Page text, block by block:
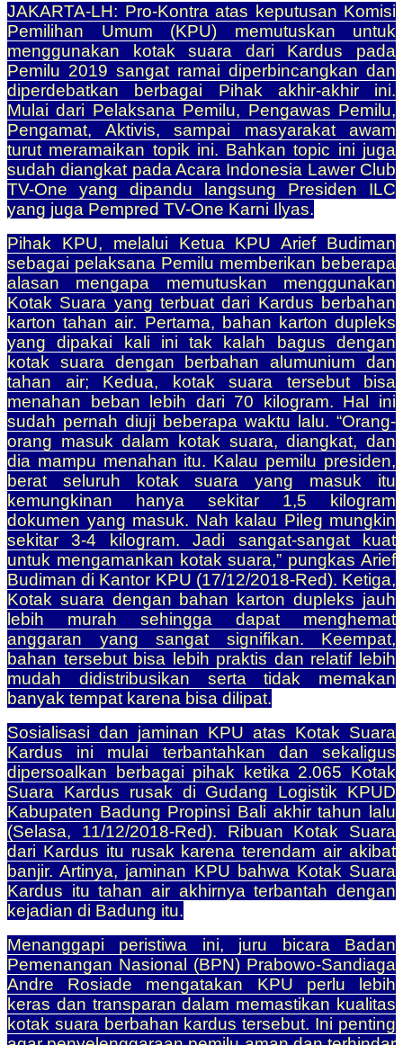
JAKARTA-LH: Pro-Kontra atas keputusan Komisi
Pemilihan Umum (KPU) memutuskan untuk
menggunakan kotak suara dari Kardus pada
Pemilu 2019 sangat ramai diperbincangkan dan
diperdebatkan berbagai Pihak akhir-akhir ini.
Mulai dari Pelaksana Pemilu, Pengawas Pemilu,
Pengamat, Aktivis, sampai masyarakat awam
turut meramaikan topik ini. Bahkan topic ini juga
sudah diangkat pada Acara Indonesia Lawer Club
TV-One yang dipandu langsung Presiden ILC
yang juga Pempred TV-One Karni Ilyas.
Pihak KPU, melalui Ketua KPU Arief Budiman
sebagai pelaksana Pemilu memberikan beberapa
alasan mengapa memutuskan menggunakan
Kotak Suara yang terbuat dari Kardus berbahan
karton tahan air. Pertama, bahan karton dupleks
yang dipakai kali ini tak kalah bagus dengan
kotak suara dengan berbahan alumunium dan
tahan air; Kedua, kotak suara tersebut bisa
menahan beban lebih dari 70 kilogram. Hal ini
sudah pernah diuji beberapa waktu lalu. “Orang-
orang masuk dalam kotak suara, diangkat, dan
dia mampu menahan itu. Kalau pemilu presiden,
berat seluruh kotak suara yang masuk itu
kemungkinan hanya sekitar 1,5 kilogram
dokumen yang masuk. Nah kalau Pileg mungkin
sekitar 3-4 kilogram. Jadi sangat-sangat kuat
untuk mengamankan kotak suara,” pungkas Arief
Budiman di Kantor KPU (17/12/2018-Red). Ketiga,
Kotak suara dengan bahan karton dupleks jauh
lebih murah sehingga dapat menghemat
anggaran yang sangat signifikan. Keempat,
bahan tersebut bisa lebih praktis dan relatif lebih
mudah didistribusikan serta tidak memakan
banyak tempat karena bisa dilipat.
Sosialisasi dan jaminan KPU atas Kotak Suara
Kardus ini mulai terbantahkan dan sekaligus
dipersoalkan berbagai pihak ketika 2.065 Kotak
Suara Kardus rusak di Gudang Logistik KPUD
Kabupaten Badung Propinsi Bali akhir tahun lalu
(Selasa, 11/12/2018-Red). Ribuan Kotak Suara
dari Kardus itu rusak karena terendam air akibat
banjir. Artinya, jaminan KPU bahwa Kotak Suara
Kardus itu tahan air akhirnya terbantah dengan
kejadian di Badung itu.
Menanggapi peristiwa ini, juru bicara Badan
Pemenangan Nasional (BPN) Prabowo-Sandiaga
Andre Rosiade mengatakan KPU perlu lebih
keras dan transparan dalam memastikan kualitas
kotak suara berbahan kardus tersebut. Ini penting